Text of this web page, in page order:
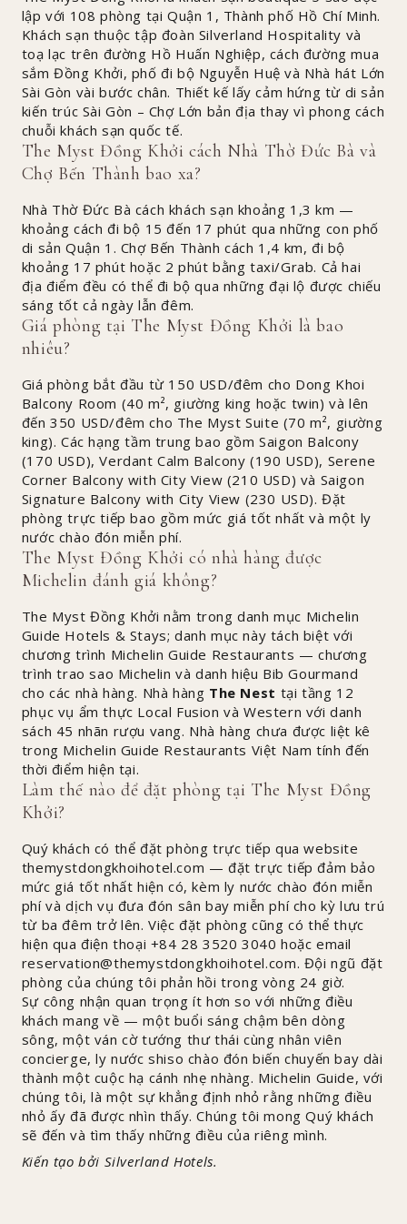
lập với 108 phòng tại Quận 1, Thành phố Hồ Chí Minh.
Khách sạn thuộc tập đoàn Silverland Hospitality và
toạ lạc trên đường Hồ Huấn Nghiệp, cách đường mua
sắm Đồng Khởi, phố đi bộ Nguyễn Huệ và Nhà hát Lớn
Sài Gòn vài bước chân. Thiết kế lấy cảm hứng từ di sản
kiến trúc Sài Gòn – Chợ Lớn bản địa thay vì phong cách
chuỗi khách sạn quốc tế.
The Myst Đồng Khởi cách Nhà Thờ Đức Bà và
Chợ Bến Thành bao xa?
Nhà Thờ Đức Bà cách khách sạn khoảng 1,3 km —
khoảng cách đi bộ 15 đến 17 phút qua những con phố
di sản Quận 1. Chợ Bến Thành cách 1,4 km, đi bộ
khoảng 17 phút hoặc 2 phút bằng taxi/Grab. Cả hai
địa điểm đều có thể đi bộ qua những đại lộ được chiếu
sáng tốt cả ngày lẫn đêm.
Giá phòng tại The Myst Đồng Khởi là bao
nhiêu?
Giá phòng bắt đầu từ 150 USD/đêm cho Dong Khoi
Balcony Room (40 m², giường king hoặc twin) và lên
đến 350 USD/đêm cho The Myst Suite (70 m², giường
king). Các hạng tầm trung bao gồm Saigon Balcony
(170 USD), Verdant Calm Balcony (190 USD), Serene
Corner Balcony with City View (210 USD) và Saigon
Signature Balcony with City View (230 USD). Đặt
phòng trực tiếp bao gồm mức giá tốt nhất và một ly
nước chào đón miễn phí.
The Myst Đồng Khởi có nhà hàng được
Michelin đánh giá không?
The Myst Đồng Khởi nằm trong danh mục Michelin
Guide Hotels & Stays; danh mục này tách biệt với
chương trình Michelin Guide Restaurants — chương
trình trao sao Michelin và danh hiệu Bib Gourmand
cho các nhà hàng. Nhà hàng The Nest tại tầng 12
phục vụ ẩm thực Local Fusion và Western với danh
sách 45 nhãn rượu vang. Nhà hàng chưa được liệt kê
trong Michelin Guide Restaurants Việt Nam tính đến
thời điểm hiện tại.
Làm thế nào để đặt phòng tại The Myst Đồng
Khởi?
Quý khách có thể đặt phòng trực tiếp qua website
themystdongkhoihotel.com — đặt trực tiếp đảm bảo
mức giá tốt nhất hiện có, kèm ly nước chào đón miễn
phí và dịch vụ đưa đón sân bay miễn phí cho kỳ lưu trú
từ ba đêm trở lên. Việc đặt phòng cũng có thể thực
hiện qua điện thoại +84 28 3520 3040 hoặc email
reservation@themystdongkhoihotel.com. Đội ngũ đặt
phòng của chúng tôi phản hồi trong vòng 24 giờ.
Sự công nhận quan trọng ít hơn so với những điều
khách mang về — một buổi sáng chậm bên dòng
sông, một ván cờ tướng thư thái cùng nhân viên
concierge, ly nước shiso chào đón biến chuyến bay dài
thành một cuộc hạ cánh nhẹ nhàng. Michelin Guide, với
chúng tôi, là một sự khẳng định nhỏ rằng những điều
nhỏ ấy đã được nhìn thấy. Chúng tôi mong Quý khách
sẽ đến và tìm thấy những điều của riêng mình.
Kiến tạo bởi Silverland Hotels.